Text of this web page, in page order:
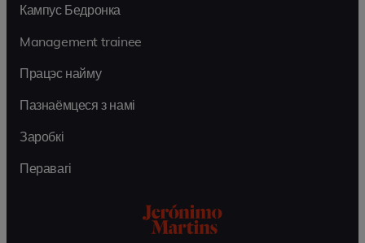
Кампус Бедронка
Management trainee
Працэс найму
Пазнаёмцеся з намі
Заробкі
Перавагі